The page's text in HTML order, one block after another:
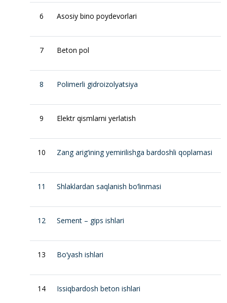
6 Asosiy bino poydevorlari
7 Beton pol
8 Polimerli gidroizolyatsiya
9 Elektr qismlarni yerlatish
10 Zang arig‘ining yemirilishga bardoshli qoplamasi
11 Shlaklardan saqlanish bo‘linmasi
12 Sement – gips ishlari
13 Bo‘yash ishlari
14 Issiqbardosh beton ishlari